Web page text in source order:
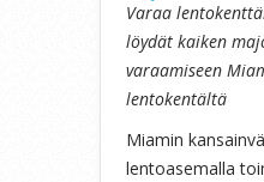
Varaa
löydät kaiken
varaamiseen
lentokentältä
Miamin
lentoasemalla